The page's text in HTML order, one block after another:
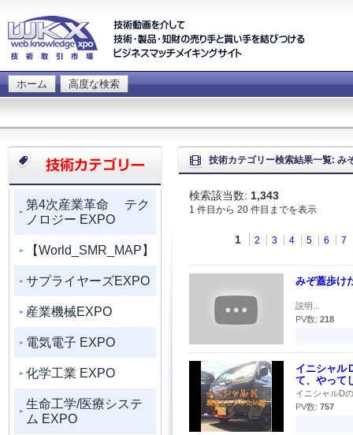
ホーム 高度な検索
第4次産業革命 テク
ノロジー EXPO
【World_SMR_MAP】
サプライヤーズEXPO
産業機械EXPO
電気電子 EXPO
化学工業 EXPO
生命工学/医療システ
ム EXPO
技術カテゴリー検索結果一覧: み
検索該当数: 1,343
1 件目から 20 件目までを表示
1 2 3 4 5 6 7
みぞ蓋歩け
説明...
PV数: 218
イニシャル
て、やって
イニシャルD
PV数: 757